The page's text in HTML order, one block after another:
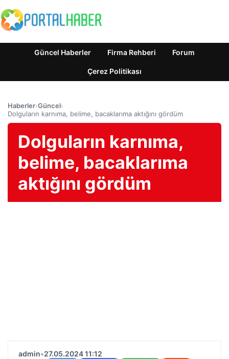
Güncel Haberler Firma Rehberi Forum
Çerez Politikası
Haberler›Güncel›
Dolguların karnıma, belime, bacaklarıma aktığını gördüm
Dolguların karnıma,
belime, bacaklarıma
aktığını gördüm
admin•27.05.2024 11:12